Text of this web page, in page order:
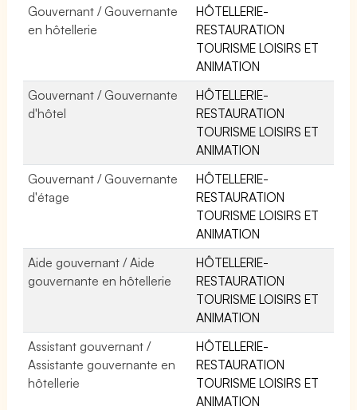
Gouvernant / Gouvernante
en hôtellerie
HÔTELLERIE-
RESTAURATION
TOURISME LOISIRS ET
ANIMATION
Gouvernant / Gouvernante
d'hôtel
HÔTELLERIE-
RESTAURATION
TOURISME LOISIRS ET
ANIMATION
Gouvernant / Gouvernante
d'étage
HÔTELLERIE-
RESTAURATION
TOURISME LOISIRS ET
ANIMATION
Aide gouvernant / Aide
gouvernante en hôtellerie
HÔTELLERIE-
RESTAURATION
TOURISME LOISIRS ET
ANIMATION
Assistant gouvernant /
Assistante gouvernante en
hôtellerie
HÔTELLERIE-
RESTAURATION
TOURISME LOISIRS ET
ANIMATION